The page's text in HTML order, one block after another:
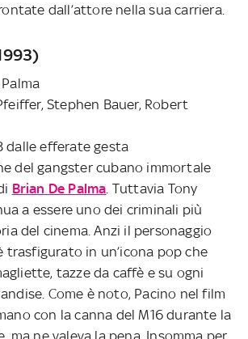
dall’attore nella sua carriera.
Stephen Bauer, Robert
dalle efferate gesta
del gangster cubano immortale
Brian De Palma . Tuttavia Tony
a essere uno dei criminali più
del cinema. Anzi il personaggio
trasfigurato in un’icona pop che
tazze da caffè e su ogni
Come è noto, Pacino nel film
con la canna del M16 durante la
ma ne valeva la pena. Insomma per